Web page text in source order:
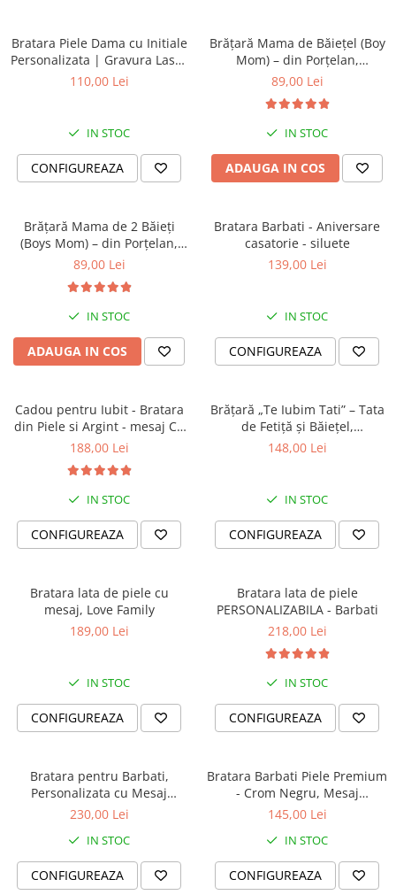
Bratara Piele Dama cu Initiale
Personalizata | Gravura Laser
Mesaj “Cu tine oriunde in
110,00 Lei
IN STOC
CONFIGUREAZA
Brățară Mama de Băiețel (Boy
Mom) – din Porțelan,
Personalizată cu Nume
89,00 Lei
IN STOC
ADAUGA IN COS
Brățară Mama de 2 Băieți
(Boys Mom) – din Porțelan,
Personalizată cu Nume
89,00 Lei
IN STOC
ADAUGA IN COS
Bratara Barbati - Aniversare
casatorie - siluete
139,00 Lei
IN STOC
CONFIGUREAZA
Cadou pentru Iubit - Bratara
din Piele si Argint - mesaj Cu
tine
188,00 Lei
IN STOC
CONFIGUREAZA
Brățară „Te Iubim Tati” – Tata
de Fetiță și Băiețel,
Personalizată, Din Piele
148,00 Lei
IN STOC
CONFIGUREAZA
Bratara lata de piele cu
mesaj, Love Family
189,00 Lei
IN STOC
CONFIGUREAZA
Bratara lata de piele
PERSONALIZABILA - Barbati
218,00 Lei
IN STOC
CONFIGUREAZA
Bratara pentru Barbati,
Personalizata cu Mesaj
Călător, Slide Force
230,00 Lei
IN STOC
CONFIGUREAZA
Bratara Barbati Piele Premium
- Crom Negru, Mesaj
Unexpected (classic)
145,00 Lei
IN STOC
CONFIGUREAZA